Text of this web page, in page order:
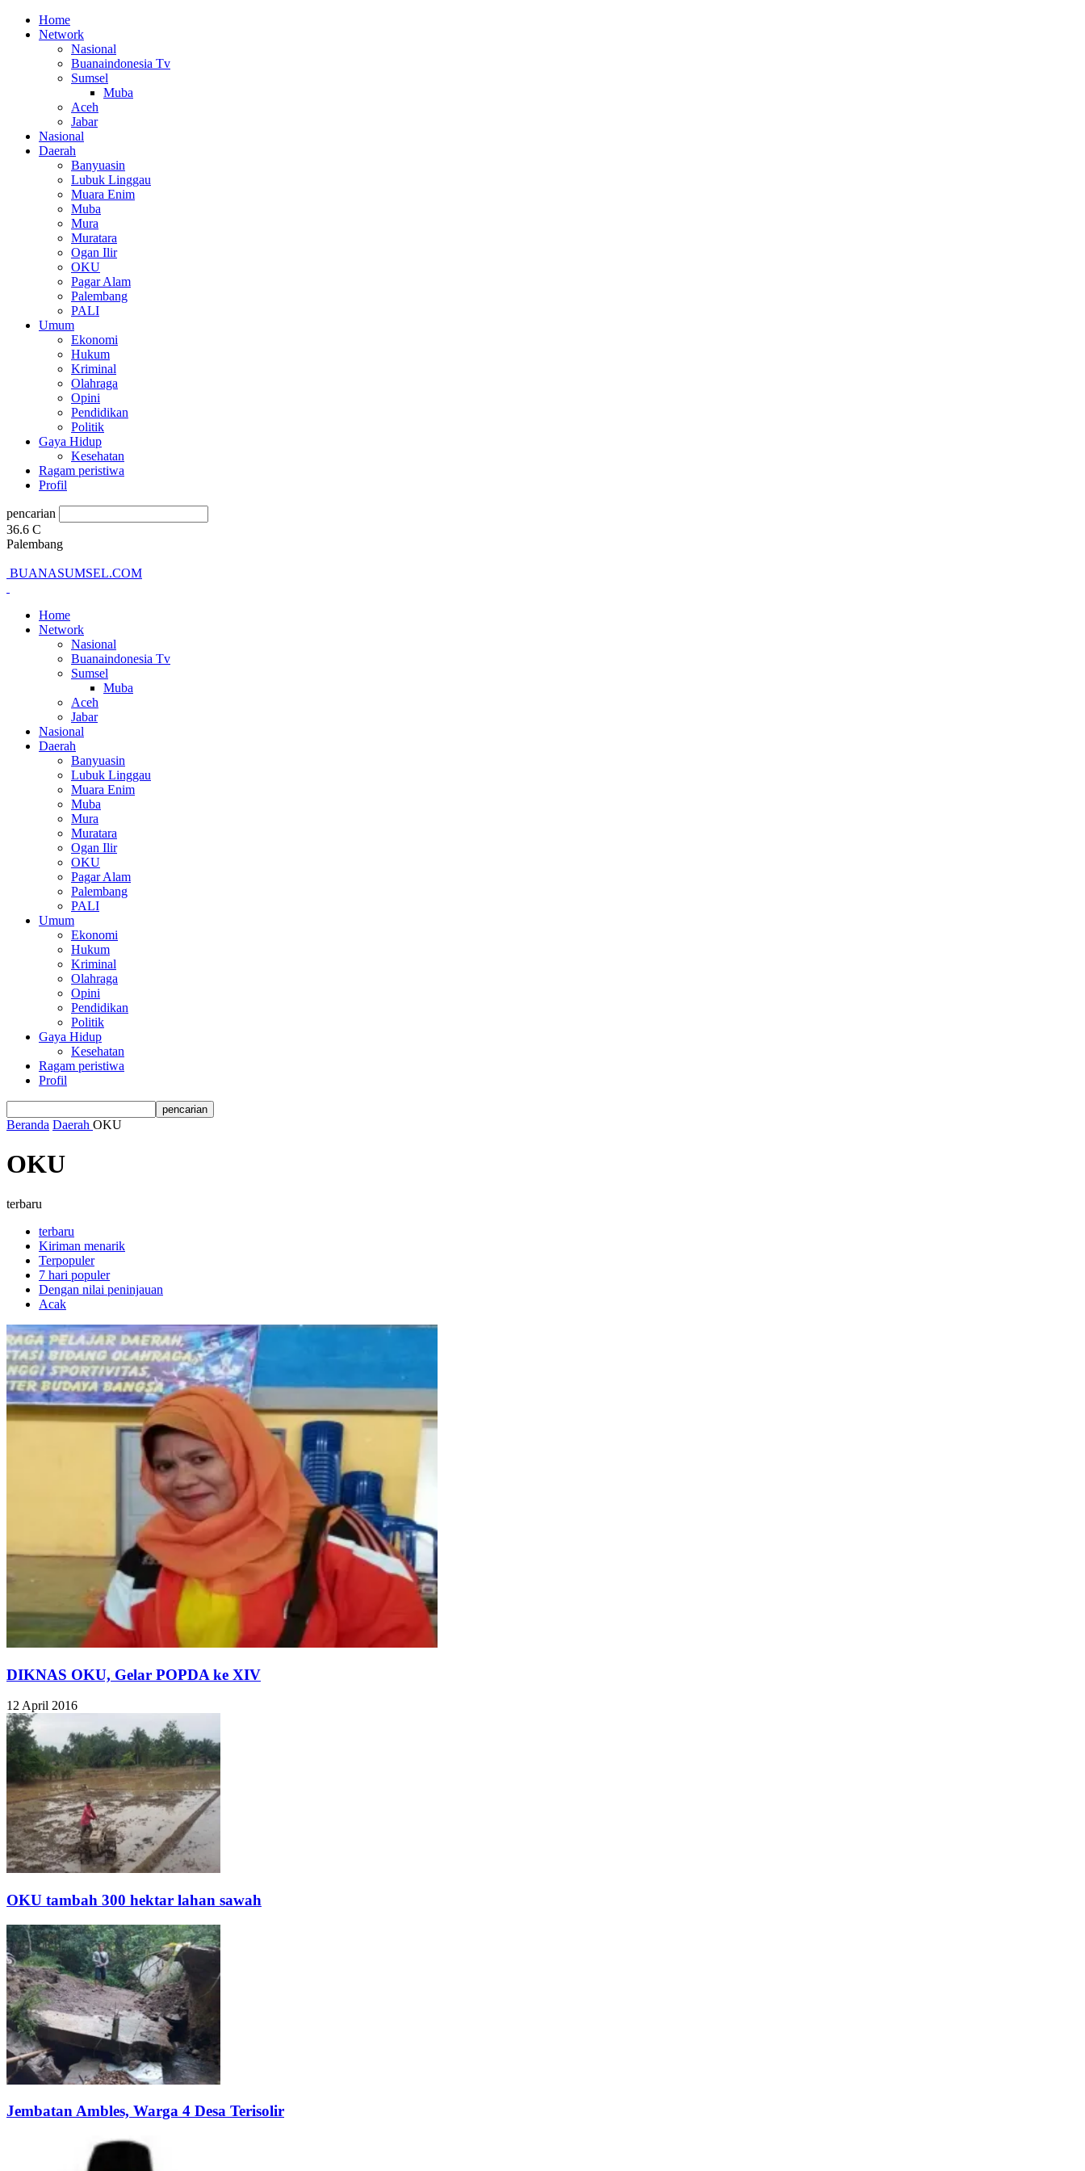
Home
Network
Nasional
Buanaindonesia Tv
Sumsel
Muba
Aceh
Jabar
Nasional
Daerah
Banyuasin
Lubuk Linggau
Muara Enim
Muba
Mura
Muratara
Ogan Ilir
OKU
Pagar Alam
Palembang
PALI
Umum
Ekonomi
Hukum
Kriminal
Olahraga
Opini
Pendidikan
Politik
Gaya Hidup
Kesehatan
Ragam peristiwa
Profil
pencarian
36.6 C
Palembang
BUANASUMSEL.COM
Home
Network
Nasional
Buanaindonesia Tv
Sumsel
Muba
Aceh
Jabar
Nasional
Daerah
Banyuasin
Lubuk Linggau
Muara Enim
Muba
Mura
Muratara
Ogan Ilir
OKU
Pagar Alam
Palembang
PALI
Umum
Ekonomi
Hukum
Kriminal
Olahraga
Opini
Pendidikan
Politik
Gaya Hidup
Kesehatan
Ragam peristiwa
Profil
Beranda Daerah OKU
OKU
terbaru
terbaru
Kiriman menarik
Terpopuler
7 hari populer
Dengan nilai peninjauan
Acak
DIKNAS OKU, Gelar POPDA ke XIV
12 April 2016
OKU tambah 300 hektar lahan sawah
Jembatan Ambles, Warga 4 Desa Terisolir